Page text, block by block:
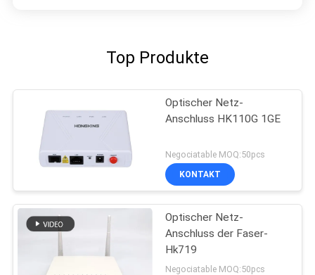
Top Produkte
Optischer Netz-
Anschluss HK110G 1GE
Negociatable MOQ:50pcs
KONTAKT
Optischer Netz-
Anschluss der Faser-
Hk719
Negociatable MOQ:50pcs